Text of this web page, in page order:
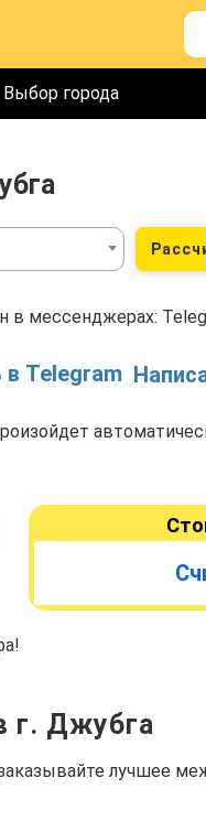
Выбор города
в мессенджерах:
г. Джубга
лучшее